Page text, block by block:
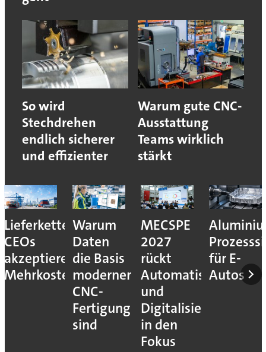
So wird
Stechdrehen
endlich sicherer
und effizienter
Warum gute CNC-
Ausstattung
Teams wirklich
stärkt
Lieferkettenresilienz:
CEOs
akzeptieren
Mehrkosten
Warum
Daten
die Basis
moderner
CNC-
Fertigung
sind
MECSPE
2027
rückt
Automatisierung
und
Digitalisierung
in den
Fokus
für E-
Autos